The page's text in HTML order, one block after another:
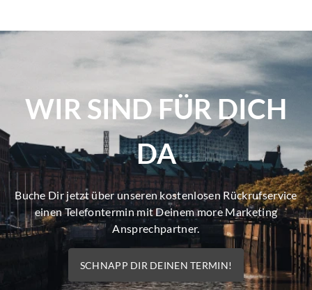
WIR SIND FÜR DICH
DA
Buche Dir jetzt über unseren kostenlosen Rückrufservice
einen Telefontermin mit Deinem more Marketing
Ansprechpartner.
SCHNAPP DIR DEINEN TERMIN!